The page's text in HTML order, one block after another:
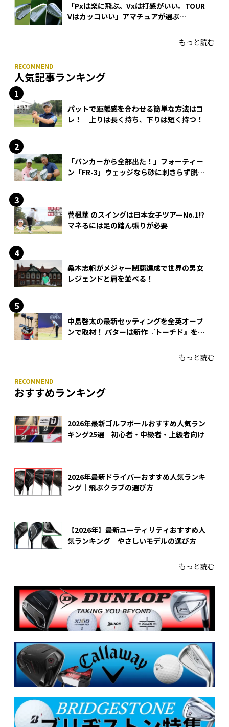
「Pxは楽に飛ぶ。Vxは打感がいい。TOUR
Vはカッコいい」アマチュアが選ぶ
もっと読む
人気記事ランキング
パットで距離感を合わせる簡単な方法はコ
レ！ 上りは長く持ち、下りは短く持つ！
「バンカーから全部出た！」フォーティー
ン「FR-3」ウェッジなら砂に刺さらず脱出
菅楓華 のスイングは日本女子ツアーNo.1!?
マネるには足の踏ん張りが必要
桑木志帆がメジャー制覇達成で世界の男女
レジェンドと肩を並べる！
中島啓太の最新セッティングを全英オープ
ンで取材！ パターは新作『トーチド』を投
もっと読む
おすすめランキング
2026年最新ゴルフボールおすすめ人気ラン
キング25選｜初心者・中級者・上級者向け
2026年最新ドライバーおすすめ人気ランキ
ング｜飛ぶクラブの選び方
【2026年】最新ユーティリティおすすめ人
気ランキング｜やさしいモデルの選び方
もっと読む